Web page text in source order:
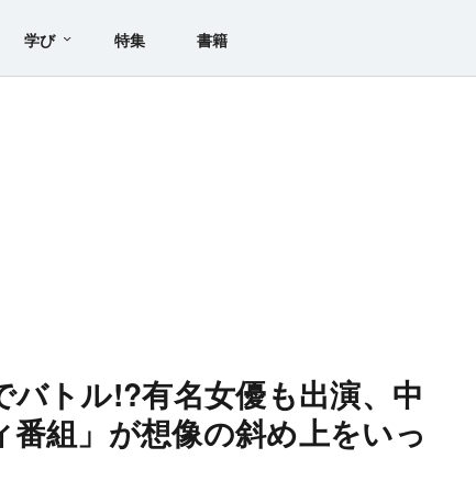
学び 特集 書籍
トル!?有名女優も出演、中
組」が想像の斜め上をいっ